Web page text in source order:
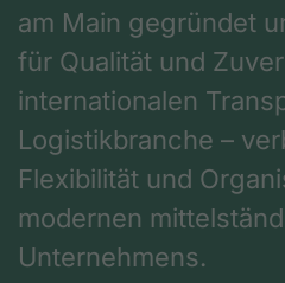
am Main gegründet
für Qualität und
internationalen
Logistikbranche –
Flexibilität und
modernen
Unternehmens.